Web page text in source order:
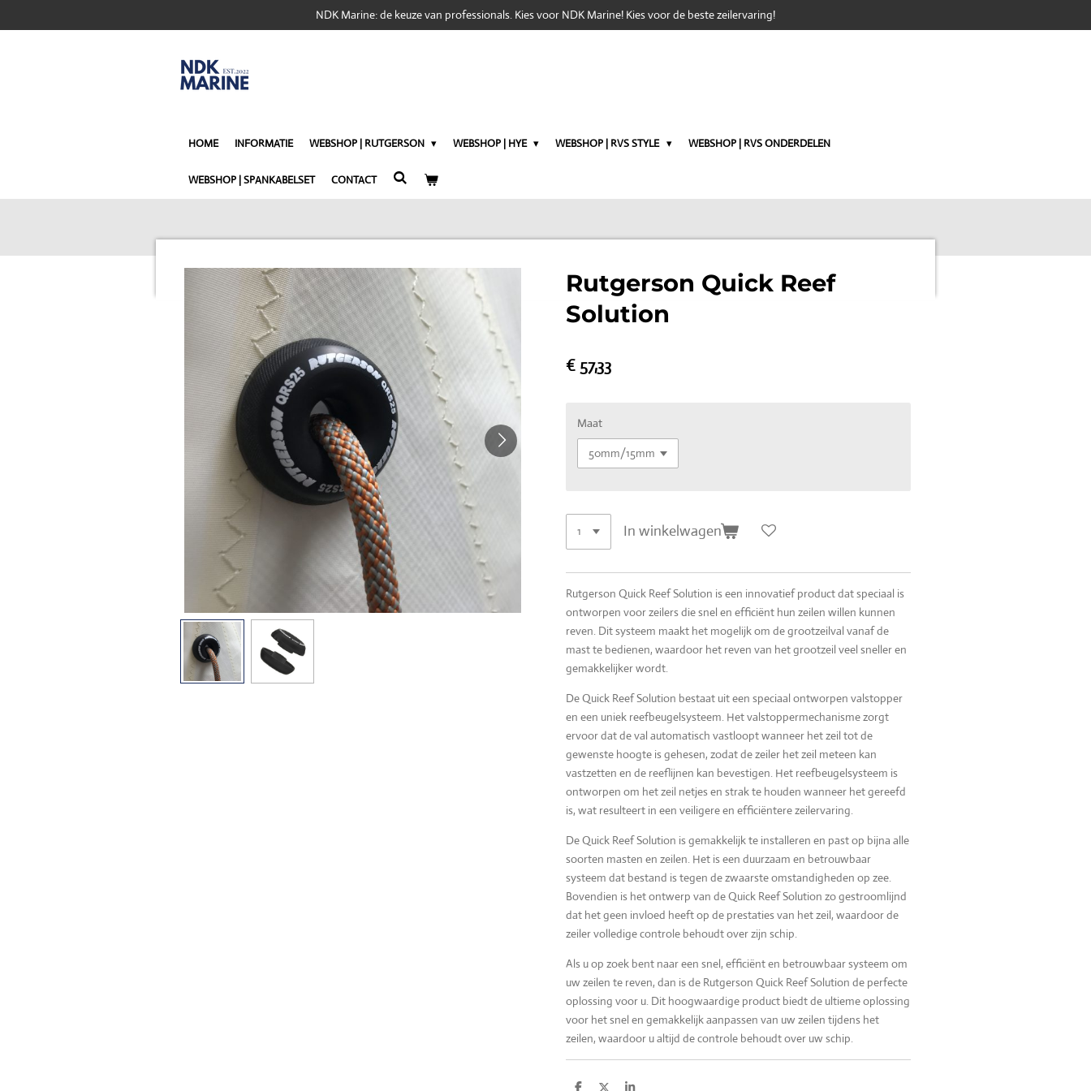
NDK Marine: de keuze van professionals. Kies voor NDK Marine! Kies voor de beste zeilervaring!
HOME INFORMATIE WEBSHOP | RUTGERSON WEBSHOP | HYE WEBSHOP | RVS STYLE WEBSHOP | RVS ONDERDELEN
WEBSHOP | SPANKABELSET CONTACT
Rutgerson Quick Reef
Solution
€ 57,33
Maat
In winkelwagen
Rutgerson Quick Reef Solution is een innovatief product dat speciaal is
ontworpen voor zeilers die snel en efficiënt hun zeilen willen kunnen
reven. Dit systeem maakt het mogelijk om de grootzeilval vanaf de
mast te bedienen, waardoor het reven van het grootzeil veel sneller en
gemakkelijker wordt.
De Quick Reef Solution bestaat uit een speciaal ontworpen valstopper
en een uniek reefbeugelsysteem. Het valstoppermechanisme zorgt
ervoor dat de val automatisch vastloopt wanneer het zeil tot de
gewenste hoogte is gehesen, zodat de zeiler het zeil meteen kan
vastzetten en de reeflijnen kan bevestigen. Het reefbeugelsysteem is
ontworpen om het zeil netjes en strak te houden wanneer het gereefd
is, wat resulteert in een veiligere en efficiëntere zeilervaring.
De Quick Reef Solution is gemakkelijk te installeren en past op bijna alle
soorten masten en zeilen. Het is een duurzaam en betrouwbaar
systeem dat bestand is tegen de zwaarste omstandigheden op zee.
Bovendien is het ontwerp van de Quick Reef Solution zo gestroomlijnd
dat het geen invloed heeft op de prestaties van het zeil, waardoor de
zeiler volledige controle behoudt over zijn schip.
Als u op zoek bent naar een snel, efficiënt en betrouwbaar systeem om
uw zeilen te reven, dan is de Rutgerson Quick Reef Solution de perfecte
oplossing voor u. Dit hoogwaardige product biedt de ultieme oplossing
voor het snel en gemakkelijk aanpassen van uw zeilen tijdens het
zeilen, waardoor u altijd de controle behoudt over uw schip.